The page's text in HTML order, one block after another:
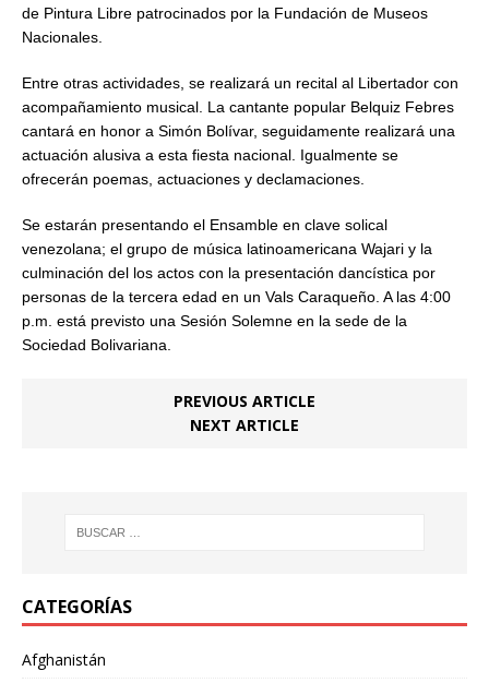
de Pintura Libre patrocinados por la Fundación de Museos
Nacionales.
Entre otras actividades, se realizará un recital al Libertador con
acompañamiento musical. La cantante popular Belquiz Febres
cantará en honor a Simón Bolívar, seguidamente realizará una
actuación alusiva a esta fiesta nacional. Igualmente se
ofrecerán poemas, actuaciones y declamaciones.
Se estarán presentando el Ensamble en clave solical
venezolana; el grupo de música latinoamericana Wajari y la
culminación del los actos con la presentación dancística por
personas de la tercera edad en un Vals Caraqueño. A las 4:00
p.m. está previsto una Sesión Solemne en la sede de la
Sociedad Bolivariana.
PREVIOUS ARTICLE
NEXT ARTICLE
CATEGORÍAS
Afghanistán